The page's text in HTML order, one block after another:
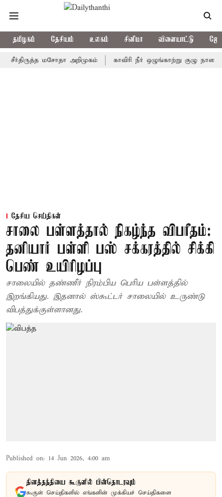
தமிழகம் தேசியம் உலகம் சினிமா விளையாட்டு
மசோதா அறிமுகம் காவிரி நீர் ஒழுங்காற்று குழு நாளை
தேசிய செய்திகள்
சாலை பள்ளத்தால் நிகழ்ந்த விபரீதம்:
தனியார் பள்ளி பஸ் சக்கரத்தில் சிக்கி
பெண் உயிரிழப்பு
சாலையில் தண்ணீர் நிரம்பிய பெரிய பள்ளத்தில்
இறங்கியது. இதனால் ஸ்கூட்டர் சாலையில் உருண்டு
விபத்துக்குள்ளானது.
Published on: 14 Jun 2026, 4:00 am
தினத்தந்தியை கூகுளில் பின்தொடரவும்
கூகுள் செய்திகளில் எங்களின் முக்கியச் செய்திகளை